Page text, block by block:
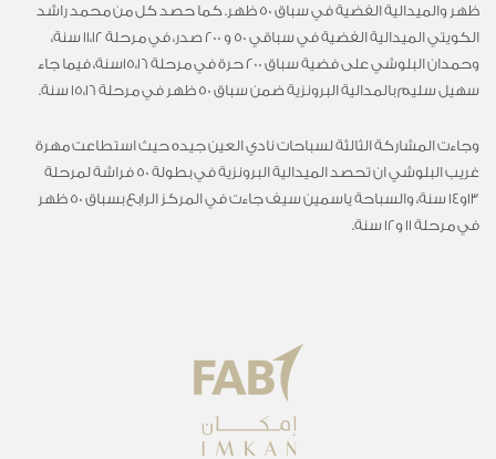
ظهر والميدالية الفضية في سباق 50 ظهر. كما حصد كل من محمد راشد
الكويتي الميدالية الفضية في سباقي 50 و 200 صدر، في مرحلة 11،12 سنة،
وحمدان البلوشي على فضية سباق 200 حرة في مرحلة 15،16سنة، فيما جاء
سهيل سليم بالمدالية البرونزية ضمن سباق 50 ظهر في مرحلة 15،16 سنة.
وجاءت المشاركة الثالثة لسباحات نادي العين جيده حيث استطاعت مهرة
غريب البلوشي ان تحصد الميدالية البرونزية في بطولة 50 فراشة لمرحلة
13و14 سنة، والسباحة ياسمين سيف جاءت في المركز الرابع بسباق 50 ظهر
في مرحلة 11 و12 سنة.